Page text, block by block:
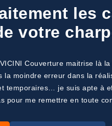
les
votre
Couverture maitrise là
moindre erreur dans la
temporaires… je suis apte à
pour me remettre en toute